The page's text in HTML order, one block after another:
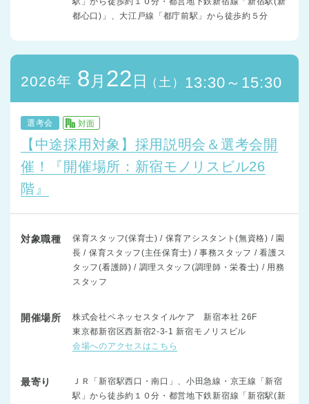
都心口)」、大江戸線「都庁前駅」から徒歩約５分
2026年 8 月 22 日 （土） 13:30～15:30
選考会 対面
【中途採用対象】採用説明会＆選考会開
催！『開催場所：新宿モノリスビル26
階』
対象職種
保育スタッフ(保育士) / 保育アシスタント(無資格) / 園
長 / 保育スタッフ(主任保育士) / 事務スタッフ / 看護ス
タッフ(看護師) / 調理スタッフ(調理師・栄養士) / 用務
スタッフ
開催場所
株式会社ベネッセスタイルケア 新宿本社 26F
東京都新宿区西新宿2-3-1 新宿モノリスビル
会場へのアクセスはこちら
最寄り
ＪＲ「新宿駅西口・南口」、小田急線・京王線「新宿
駅」から徒歩約１０分・都営地下鉄新宿線「新宿駅(新